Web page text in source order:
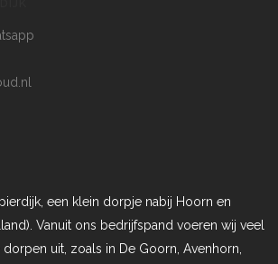
een klein dorpje nabij Hoorn en
Vanuit ons bedrijfspand voeren wij veel
uit, zoals in De Goorn, Avenhorn,